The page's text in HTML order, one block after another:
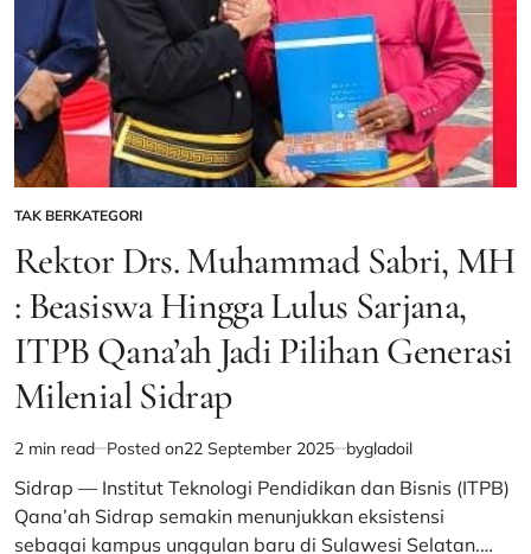
POSTED
IN
TAK BERKATEGORI
Rektor Drs. Muhammad Sabri, MH
: Beasiswa Hingga Lulus Sarjana,
ITPB Qana’ah Jadi Pilihan Generasi
Milenial Sidrap
Estimated
read
time
2 min read Posted on22 September 2025 bygladoil
Sidrap — Institut Teknologi Pendidikan dan Bisnis (ITPB)
Qana’ah Sidrap semakin menunjukkan eksistensi
sebagai kampus unggulan baru di Sulawesi Selatan.…